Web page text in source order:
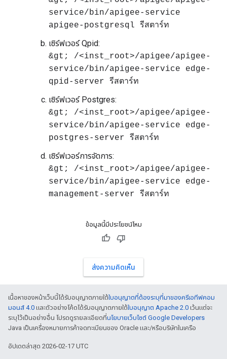
service/bin/apigee-service
apigee-postgresql รีสตาร์ท
เซิร์ฟเวอร์ Qpid:
&gt; /<inst_root>/apigee/apigee-
service/bin/apigee-service edge-
qpid-server รีสตาร์ท
เซิร์ฟเวอร์ Postgres:
&gt; /<inst_root>/apigee/apigee-
service/bin/apigee-service edge-
postgres-server รีสตาร์ท
เซิร์ฟเวอร์การจัดการ:
&gt; /<inst_root>/apigee/apigee-
service/bin/apigee-service edge-
management-server รีสตาร์ท
ข้อมูลนี้มีประโยชน์ไหม
ส่งความคิดเห็น
เนื้อหาของหน้าเว็บนี้ได้รับอนุญาตภายใต้ใบอนุญาตที่ต้องระบุที่มาของครีเอทีฟคอม
มอนส์ 4.0 และตัวอย่างโค้ดได้รับอนุญาตภายใต้ใบอนุญาต Apache 2.0 เว้นแต่จะ
ระบุไว้เป็นอย่างอื่น โปรดดูรายละเอียดที่นโยบายเว็บไซต์ Google Developers
Java เป็นเครื่องหมายการค้าจดทะเบียนของ Oracle และ/หรือบริษัทในเครือ
อัปเดตล่าสุด 2026-02-17 UTC